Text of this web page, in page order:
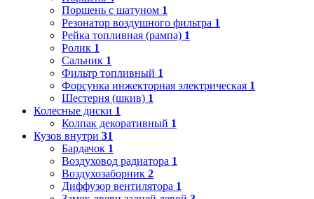
Поршень с шатуном 1
Резонатор воздушного фильтра 1
Рейка топливная (рампа) 1
Ролик 1
Сальник 1
Фильтр топливный 1
Форсунка инжекторная электрическая 1
Шестерня (шкив) 1
Колесные диски 1
Колпак декоративный 1
Кузов внутри 31
Бардачок 1
Воздуховод радиатора 1
Воздухозаборник 2
Диффузор вентилятора 1